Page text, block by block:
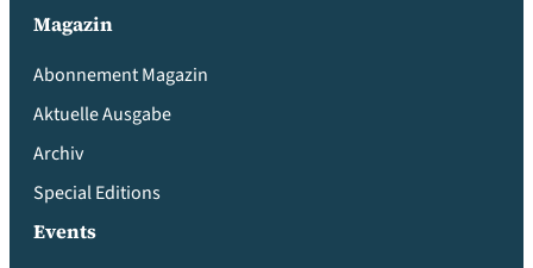
Magazin
Abonnement Magazin
Aktuelle Ausgabe
Archiv
Special Editions
Events